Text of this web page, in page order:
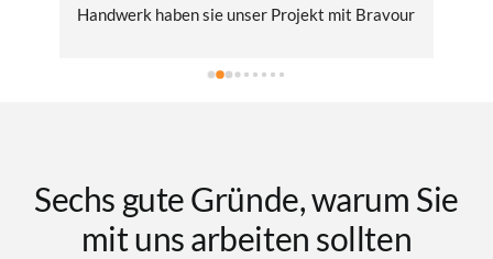
Handwerk haben sie unser Projekt mit Bravour
für sich – sauber, präzise und professionell. Die
sicherlich für zukünftige Projekte wieder in
Betracht ziehen.
Sechs gute Gründe, warum Sie
mit uns arbeiten sollten